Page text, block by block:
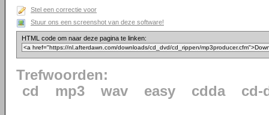
Stel een correctie voor
Stuur ons een screenshot van deze software!
HTML code om naar deze pagina te linken:
Trefwoorden:
cd
mp3 wav easy cdda cd-